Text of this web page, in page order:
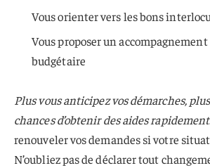
Vous orienter vers les bons
Vous proposer un
budgétaire
Plus vous anticipez vos démarches,
chances d’obtenir des aides rapidement
renouveler vos demandes si votre
N’oubliez pas de déclarer tout